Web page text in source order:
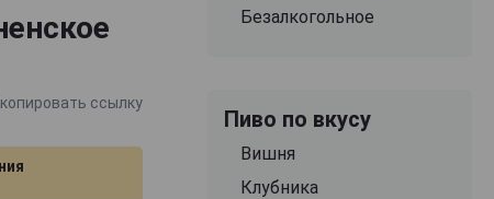
ссылку
Безалкогольное
Пиво по вкусу
Вишня
Клубника